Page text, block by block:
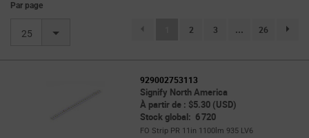
Par page
25 (current)
2 3 ... 26
929002753113
Signify North America
À partir de : $5.30 (USD)
Stock global: 6 720
FO Strip PR 11in 1100lm 935 LV6